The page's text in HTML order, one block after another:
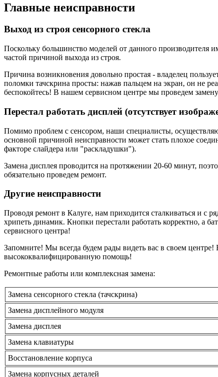
Главные неисправности
Выход из строя сенсорного стекла
Поскольку большинство моделей от данного
частой причиной выхода из строя.
Причина возникновения довольно простая - владелец
поломки тачскрина просты: нажав пальцем на экран, он не
беспокойтесь! В нашем сервисном центре мы проведем
Перестал работать дисплей (отсутствует
Помимо проблем с сенсором, наши специалисты,
основной причиной неисправности может стать плохое
факторе слайдера или "раскладушки").
Замена дисплея проводится на протяжении 20-60 минут,
обязательно проведем ремонт.
Другие неисправности
Проводя ремонт в Калуге, нам приходится сталкиваться и с
хрипеть динамик. Кнопки перестали работать корректно, а
сервисного центра!
Запомните! Мы всегда будем рады видеть вас в своем
высококвалифицированную помощь!
Ремонтные работы или комплексная замена:
Замена сенсорного стекла (тачскрина)
Замена дисплейного модуля
Замена дисплея
Замена клавиатуры
Восстановление корпуса
Замена корпусных деталей